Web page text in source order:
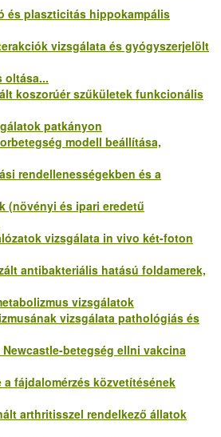
és plaszticitás hippokampális
vizsgálata és gyógyszerjelölt
oltása...
koszorúér szűkületek funkcionális
patkányon
modell beállítása,
rendellenességekben és a
(növényi és ipari eredetű
vizsgálata in vivo két-foton
antibakteriális hatású foldamerek,
vizsgálatok
vizsgálata pathológiás és
betegség ellni vakcina
fájdalomérzés közvetítésének
arthritisszel rendelkező állatok